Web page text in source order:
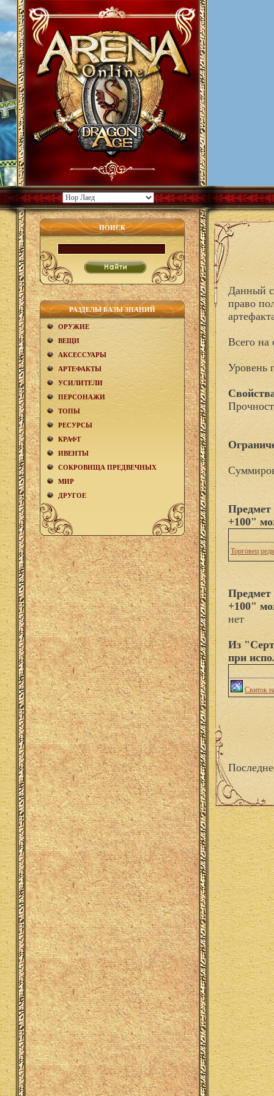
ПОИСК
РАЗДЕЛЫ БАЗЫ ЗНАНИЙ
ОРУЖИЕ
ВЕЩИ
АКCЕСCУАРЫ
АРТЕФАКТЫ
УСИЛИТЕЛИ
ПЕРСОНАЖИ
ТОПЫ
РЕСУРСЫ
КРАФТ
ИВЕНТЫ
СОКРОВИЩА ПРЕДВЕЧНЫХ
МИР
ДРУГОЕ
Данный
право
Всего на
Уровень
Предмет
+100"
Торговец
Предмет
+100"
нет
Из
при
Свиток